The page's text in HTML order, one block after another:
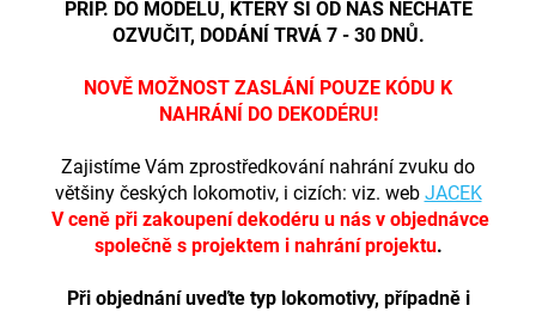
PŘÍP. DO MODELU, KTERÝ SI OD NÁS NECHÁTE
OZVUČIT, DODÁNÍ TRVÁ 7 - 30 DNŮ.
NOVĚ MOŽNOST ZASLÁNÍ POUZE KÓDU K
NAHRÁNÍ DO DEKODÉRU!
Zajistíme Vám zprostředkování nahrání zvuku do
většiny českých lokomotiv, i cizích: viz. web JACEK
V ceně při zakoupení dekodéru u nás v objednávce
společně s projektem i nahrání projektu.
Při objednání uveďte typ lokomotivy, případně i